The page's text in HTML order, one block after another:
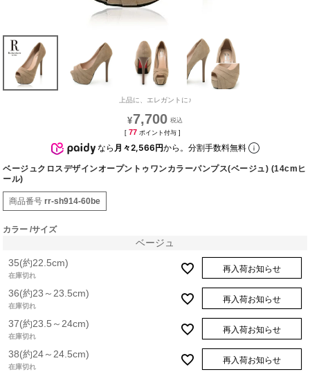
上品に、エレガントに♪
¥7,700
[ 77 ポイント付与 ]
なら 月々2,566円から。分割手数料無料
ベージュクロスデザインオープントゥワンカラーパンプス(ベージュ) (14cmヒ
ール)
商品番号 rr-sh914-60be
カラー サイズ
ベージュ
35(約22.5cm)
在庫切れ
再入荷お知らせ
36(約23～23.5cm)
在庫切れ
再入荷お知らせ
37(約23.5～24cm)
在庫切れ
再入荷お知らせ
38(約24～24.5cm)
在庫切れ
再入荷お知らせ